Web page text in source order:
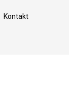
Kontakt